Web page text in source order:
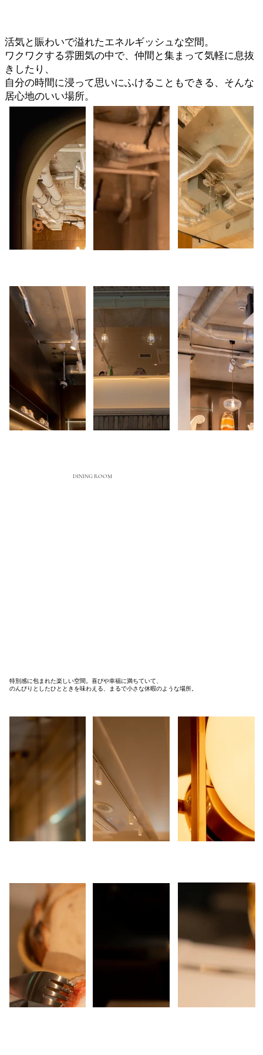
活気と賑わいで溢れたエネルギッシュな空間。
ワクワクする雰囲気の中で、仲間と集まって気軽に息抜
きしたり、
自分の時間に浸って思いにふけることもできる、そんな
居心地のいい場所。
DINING ROOM
特別感に包まれた楽しい空間。喜びや幸福に満ちていて、
のんびりとしたひとときを味わえる、まるで小さな休暇のような場所。